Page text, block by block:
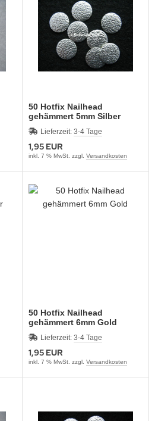
50 Hotfix Nailhead
gehämmert 5mm Silber
Lieferzeit: 3-4 Tage
1,95 EUR
inkl. 7 % MwSt. zzgl. Versandkosten
50 Hotfix Nailhead
gehämmert 6mm Gold
Lieferzeit: 3-4 Tage
1,95 EUR
inkl. 7 % MwSt. zzgl. Versandkosten